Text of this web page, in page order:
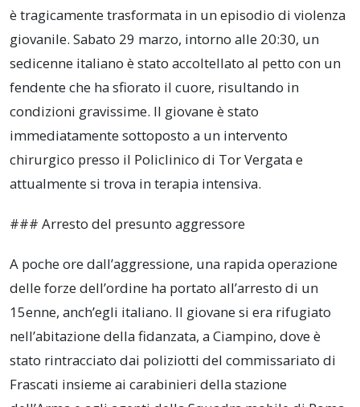
è tragicamente trasformata in un episodio di violenza
giovanile. Sabato 29 marzo, intorno alle 20:30, un
sedicenne italiano è stato accoltellato al petto con un
fendente che ha sfiorato il cuore, risultando in
condizioni gravissime. Il giovane è stato
immediatamente sottoposto a un intervento
chirurgico presso il Policlinico di Tor Vergata e
attualmente si trova in terapia intensiva.
### Arresto del presunto aggressore
A poche ore dall’aggressione, una rapida operazione
delle forze dell’ordine ha portato all’arresto di un
15enne, anch’egli italiano. Il giovane si era rifugiato
nell’abitazione della fidanzata, a Ciampino, dove è
stato rintracciato dai poliziotti del commissariato di
Frascati insieme ai carabinieri della stazione